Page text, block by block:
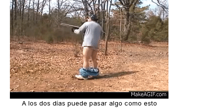
A los dos días puede pasar algo como esto